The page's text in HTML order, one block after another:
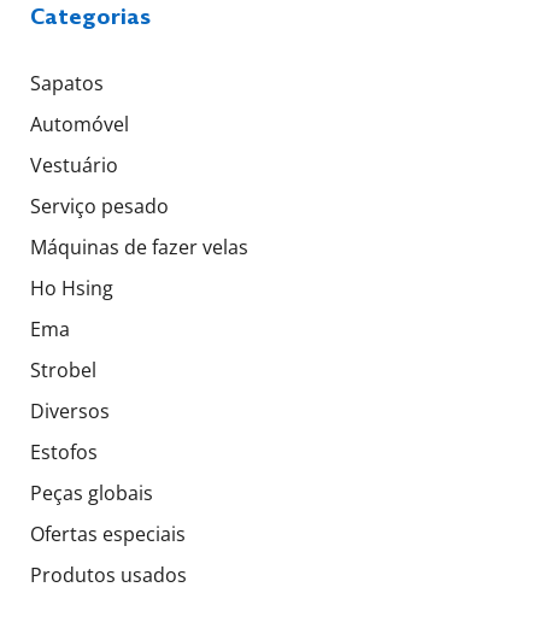
Categorias
Sapatos
Automóvel
Vestuário
Serviço pesado
Máquinas de fazer velas
Ho Hsing
Ema
Strobel
Diversos
Estofos
Peças globais
Ofertas especiais
Produtos usados